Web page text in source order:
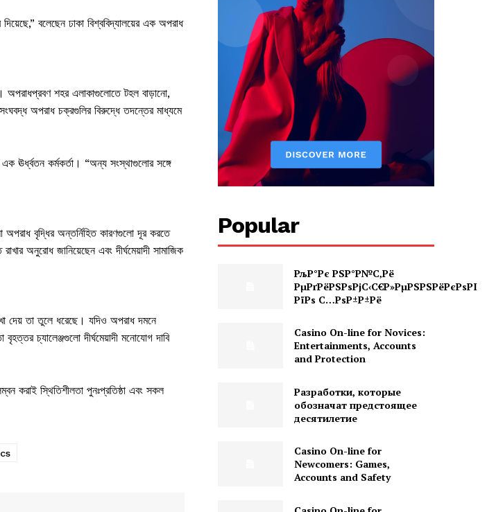
বলেছেন ঢাকা বিশ্ববিদ্যালয়ের এক অপরাধ
অপরাধপ্রবণ শহর এলাকাগুলোতে টহল বাড়ানো,
অপরাধ চক্রগুলির বিরুদ্ধে তদন্তের মাধ্যমে
ঊর্ধ্বতন কর্মকর্তা। “অন্য সংস্থাগুলোর সঙ্গে
অপরাধ বৃদ্ধির অন্তর্নিহিত কারণগুলো দূর করতে
অনুরোধ জানিয়েছেন এবং দীর্ঘমেয়াদী সামাজিক
দেয় তা তুলে ধরেছে। যদিও অপরাধ দমনে
চ্যালেঞ্জগুলো দীর্ঘমেয়াদী মনোযোগ দাবি
করাই স্থিতিশীলতা পুনঃপ্রতিষ্ঠা এবং সকল
Popular
РљР°Рє РЅР°Р№С‚Рё
РµРґРёРЅРѕРјС‹С€Р»РµРЅРЅРёРєРѕРІ
РїРѕ С…РѕР±Р±Рё
Casino On-line for Novices:
Entertainments, Accounts
and Protection
Разработки, которые
обозначат предстоящее
десятилетие
Casino On-line for
Newcomers: Games,
Accounts and Safety